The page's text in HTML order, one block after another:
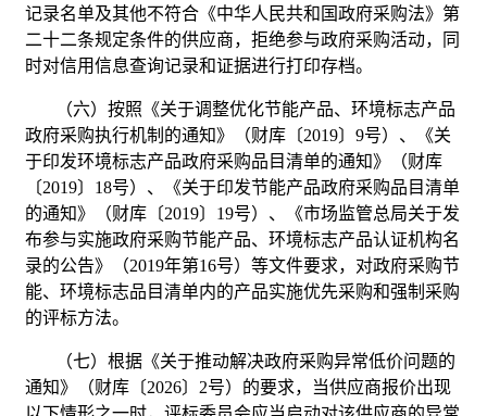
记录名单及其他不符合《中华人民共和国政府采购法》第
二十二条规定条件的供应商，拒绝参与政府采购活动，同
时对信用信息查询记录和证据进行打印存档。
（六）按照《关于调整优化节能产品、环境标志产品
政府采购执行机制的通知》（财库〔2019〕9号）、《关
于印发环境标志产品政府采购品目清单的通知》（财库
〔2019〕18号）、《关于印发节能产品政府采购品目清单
的通知》（财库〔2019〕19号）、《市场监管总局关于发
布参与实施政府采购节能产品、环境标志产品认证机构名
录的公告》（2019年第16号）等文件要求，对政府采购节
能、环境标志品目清单内的产品实施优先采购和强制采购
的评标方法。
（七）根据《关于推动解决政府采购异常低价问题的
通知》（财库〔2026〕2号）的要求，当供应商报价出现